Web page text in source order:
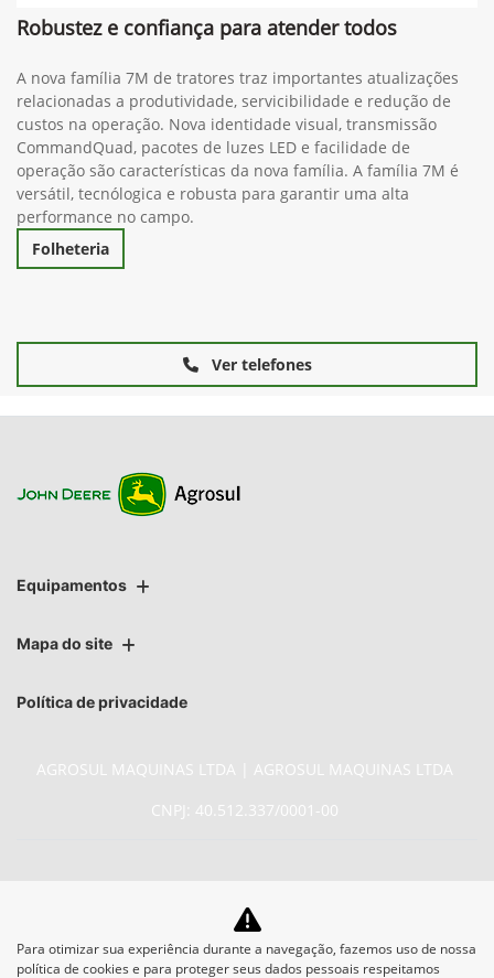
Robustez e confiança para atender todos
A nova família 7M de tratores traz importantes atualizações
relacionadas a produtividade, servicibilidade e redução de
custos na operação. Nova identidade visual, transmissão
CommandQuad, pacotes de luzes LED e facilidade de
operação são características da nova família. A família 7M é
versátil, tecnólogica e robusta para garantir uma alta
performance no campo.
Folheteria
Ver telefones
Equipamentos
Mapa do site
Política de privacidade
AGROSUL MAQUINAS LTDA | AGROSUL MAQUINAS LTDA
CNPJ: 40.512.337/0001-00
No trânsito, enxergar o outro
salva vidas.
Para otimizar sua experiência durante a navegação, fazemos uso de nossa
política de cookies e para proteger seus dados pessoais respeitamos